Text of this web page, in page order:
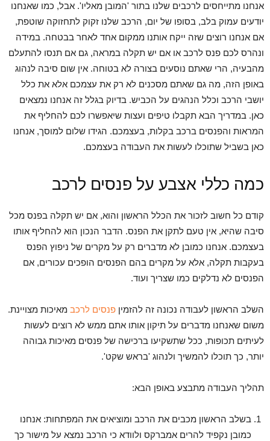
אנחנו מתייחסים לרכבים שלנו בתור 'המובן מאליו'. אבל, כמו שאנחנו
יודעים עמוק בלב, בסופו של יום, הרכב שלנו זקוק לתחזוקה שוטפת,
אם אנחנו רוצים שזה ייקח אותנו ממקום אחד לאחר בבטחה. במידה
ונהרס לכם פנס לרכב או אם יש תקלה במראה, גם אם תנסו להתעלם
מהבעיה, הרי שאתם נוסעים בצורה לא בטוחה. אין שום סיבה לנהוג
באופן הזה, מה גם שאתם מסכנים לא רק את עצמכם אלא את כלל
יושבי הרכב וכלל הנהגים על הכביש. בדיוק בגלל זה אנחנו נמצאים
כאן. במדריך הבא תקבלו טיפים ועצות שיאפשרו לכם להחליף את
המראות והפנסים ברכב בקלות, בעצמכם. הגידו שלום למוסך, אנחנו
כאן בשביל שתוכלו לעשות את העבודה בעצמכם.
כמה כללי אצבע על פנסים לרכב
קודם כל חשוב לזכור את הכלל הראשון והוא, אם יש תקלה בפנס מכל
סיבה שהיא, אין טעם לתקן את הפנס. הדבר הנכון הוא להחליף אותו
בעצמכם. אנחנו כמובן לא מדברים רק על מקרים של ניפוץ הפנס
בעקבות תקלה, אלא על מקרים בהם הפנסים הופכים עכורים, אם
הפנסים לא נדלקים כמו שצריך ועוד.
השלב הראשון לעבודה נכונה זה להזמין פנסים לרכב מאיכות מצויינת.
משום שאנחנו מדברים על תיקון אותו אתם ממש לא רוצים לעשות
לעיתים תכופות, ככל שתשקיעו ברכישה של פנסים מאיכות גבוהה
יותר, כך תוכלו להמשיך ולנהוג 'בראש שקט'.
תהליך העבודה מתבצע באופן הבא:
בשלב הראשון מכבים את הרכב ומוציאים את המפתחות: אנחנו
כמובן נקפיד להרים אמברקס ולוודא כי הרכב נמצא על מישור כך